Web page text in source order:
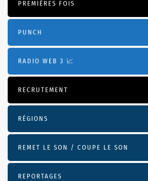
PREMIÈRES FOIS
PUNCH
RADIO WEB 3 📈
RECRUTEMENT
RÉGIONS
REMET LE SON / COUPE LE SON
REPORTAGES